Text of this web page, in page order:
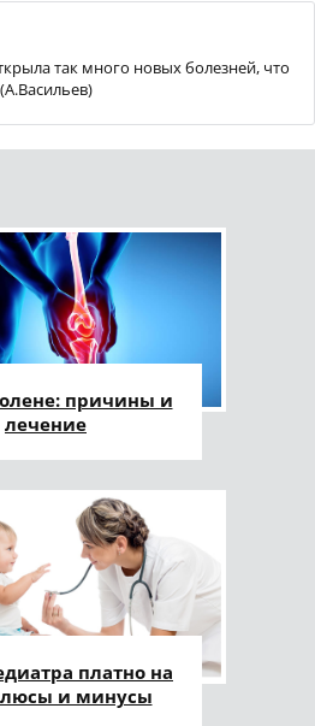
так много новых болезней, что
причины и
лечение
платно на
и минусы